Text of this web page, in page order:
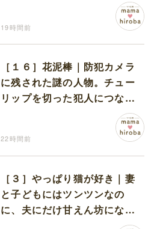
19時間前
［１６］花泥棒｜防犯カメラ
に残された謎の人物。チュー
リップを切った犯人につなが
る証拠になるのか期待する
22時間前
［３］やっぱり猫が好き｜妻
と子どもにはツンツンなの
に、夫にだけ甘えん坊になる